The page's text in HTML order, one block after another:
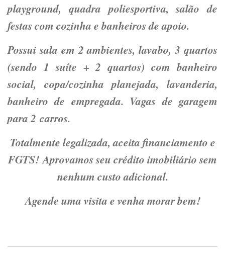
playground, quadra poliesportiva, salão de
festas com cozinha e banheiros de apoio.
Possui sala em 2 ambientes, lavabo, 3 quartos
(sendo 1 suíte + 2 quartos) com banheiro
social, copa/cozinha planejada, lavanderia,
banheiro de empregada. Vagas de garagem
para 2 carros.
Totalmente legalizada, aceita financiamento e
FGTS! Aprovamos seu crédito imobiliário sem
nenhum custo adicional.
Agende uma visita e venha morar bem!